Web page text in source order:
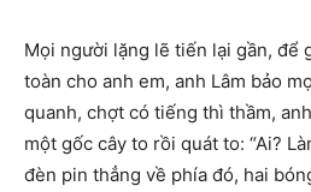
Mọi người lặng lẽ tiến lại gần, để
toàn cho anh em, anh Lâm bảo
quanh, chợt có tiếng thì thầm,
một gốc cây to rồi quát to: “Ai?
đèn pin thẳng về phía đó, hai